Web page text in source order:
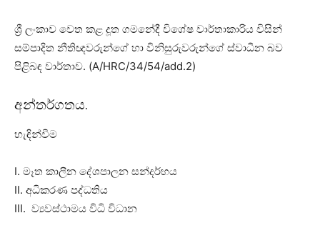
ශ්‍රී ලංකාව වෙත කළ දූත ගමනේදී විශේෂ වාර්තාකාරිය විසින්
සම්පාදිත නීතිඥවරුන්ගේ හා විනිසුරුවරුන්ගේ ස්වාධීන බව
පිළිබඳ වාර්තාව. (A/HRC/34/54/add.2)
අන්තර්ගතය.
හැඳින්වීම
I. මෑත කාලීන දේශපාලන සන්දර්භය
II. අධිකරණ පද්ධතිය
III. ව්‍යවස්ථාමය විධි විධාන